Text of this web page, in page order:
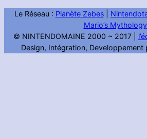
Le Réseau : Planète Zebes|
Mario’s Mythology
© NINTENDOMAINE 2000 ~ 2017 |
Design, Intégration, Developpement